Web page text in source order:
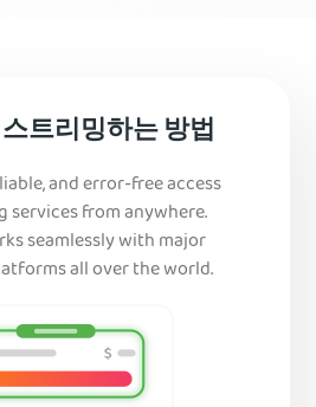
트리밍하는 방법
and error-free access
services from anywhere.
seamlessly with major
all over the world.